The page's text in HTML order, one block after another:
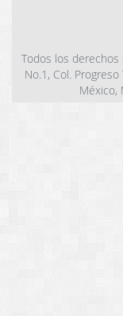
Todos los
No.1, Col.
México,